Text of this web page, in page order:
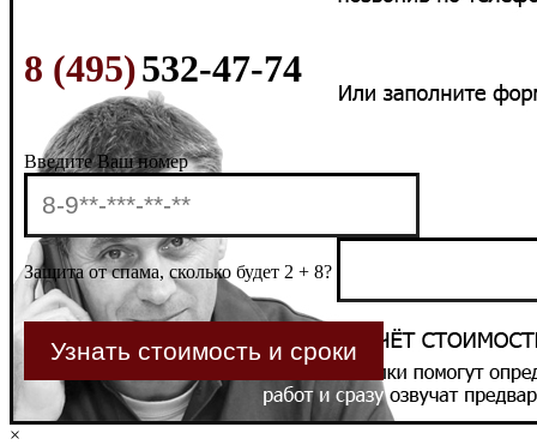
8 (495)532-47-74
Введите Ваш номер
Защита от спама, сколько будет 2 + 8?
×